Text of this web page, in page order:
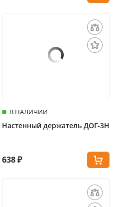
В НАЛИЧИИ
Настенный держатель ДОГ-3Н
638 ₽